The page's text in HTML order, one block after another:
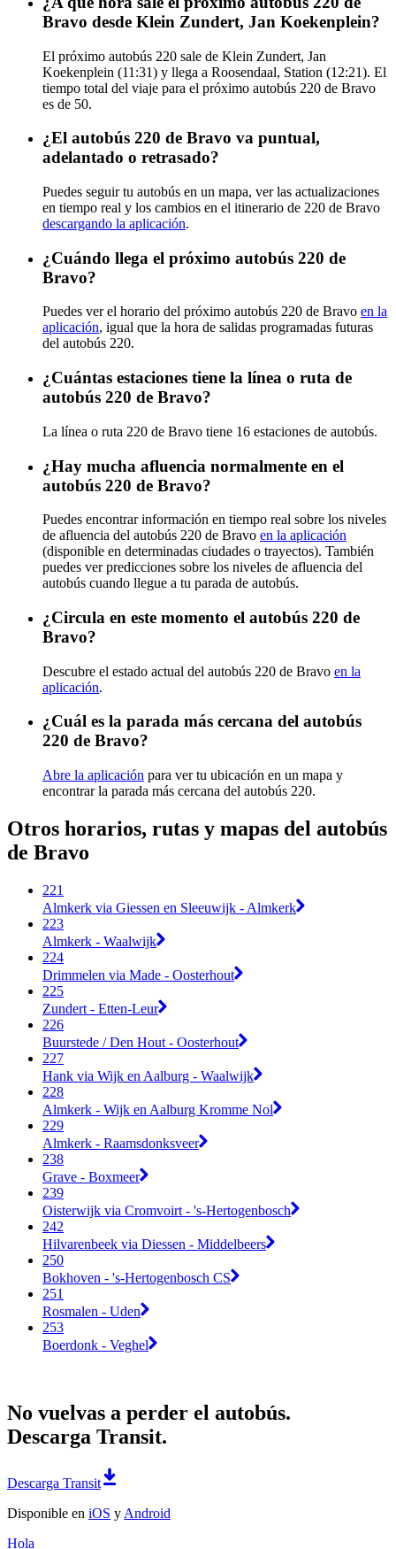
Bravo desde Klein Zundert, Jan Koekenplein?
El próximo autobús 220 sale de Klein Zundert, Jan
Koekenplein (11:31) y llega a Roosendaal, Station (12:21). El
tiempo total del viaje para el próximo autobús 220 de Bravo
es de 50.
¿El autobús 220 de Bravo va puntual,
adelantado o retrasado?
Puedes seguir tu autobús en un mapa, ver las actualizaciones
en tiempo real y los cambios en el itinerario de 220 de Bravo
descargando la aplicación.
¿Cuándo llega el próximo autobús 220 de
Bravo?
Puedes ver el horario del próximo autobús 220 de Bravo en la
aplicación, igual que la hora de salidas programadas futuras
del autobús 220.
¿Cuántas estaciones tiene la línea o ruta de
autobús 220 de Bravo?
La línea o ruta 220 de Bravo tiene 16 estaciones de autobús.
¿Hay mucha afluencia normalmente en el
autobús 220 de Bravo?
Puedes encontrar información en tiempo real sobre los niveles
de afluencia del autobús 220 de Bravo en la aplicación
(disponible en determinadas ciudades o trayectos). También
puedes ver predicciones sobre los niveles de afluencia del
autobús cuando llegue a tu parada de autobús.
¿Circula en este momento el autobús 220 de
Bravo?
Descubre el estado actual del autobús 220 de Bravo en la
aplicación.
¿Cuál es la parada más cercana del autobús
220 de Bravo?
Abre la aplicación para ver tu ubicación en un mapa y
encontrar la parada más cercana del autobús 220.
Otros horarios, rutas y mapas del autobús
de Bravo
221
Almkerk via Giessen en Sleeuwijk - Almkerk
223
Almkerk - Waalwijk
224
Drimmelen via Made - Oosterhout
225
Zundert - Etten-Leur
226
Buurstede / Den Hout - Oosterhout
227
Hank via Wijk en Aalburg - Waalwijk
228
Almkerk - Wijk en Aalburg Kromme Nol
229
Almkerk - Raamsdonksveer
238
Grave - Boxmeer
239
Oisterwijk via Cromvoirt - 's-Hertogenbosch
242
Hilvarenbeek via Diessen - Middelbeers
250
Bokhoven - 's-Hertogenbosch CS
251
Rosmalen - Uden
253
Boerdonk - Veghel
No vuelvas a perder el autobús.
Descarga Transit.
Descarga Transit
Disponible en iOS y Android
Hola